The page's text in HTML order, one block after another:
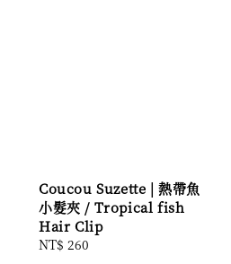
Coucou Suzette | 熱帶魚
小髮夾 / Tropical fish
Hair Clip
Regular
NT$ 260